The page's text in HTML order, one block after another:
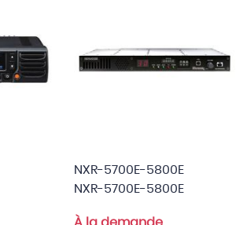
NXR-5700E-5800E
NXR-5700E-5800E